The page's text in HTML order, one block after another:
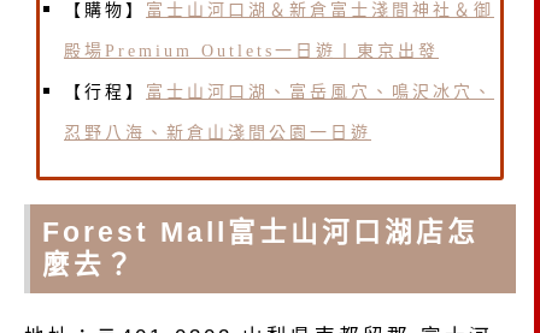
【購物】 富士山河口湖＆新倉富士淺間神社＆御
殿場Premium Outlets一日遊丨東京出發
【行程】 富士山河口湖、富岳風穴、鳴沢冰穴、
忍野八海、新倉山淺間公園一日遊
Forest Mall富士山河口湖店怎
麼去？